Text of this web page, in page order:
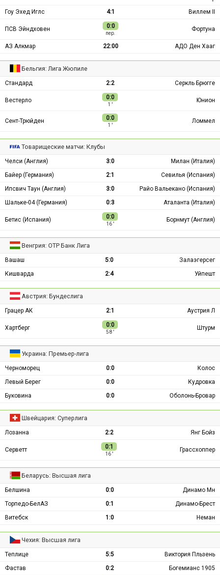
Гоу Эхед Иглс
4:1 Виллем II
ПСВ Эйндховен 0:0
пер.
Фортуна
АЗ Алкмар 22:00 АДО Ден Хааг
Бельгия: Лига Жюпиле
Стандард 2:2 Серкль Брюгге
Вестерло 0:0
1 ′
Юнион
Сент-Трюйден 0:0
1 ′
Ломмел
Товарищеские матчи: Клубы
Челси (Англия) 3:0
Милан (Италия)
Байер (Германия)
2:1
Севилья (Испания)
Ипсвич Таун (Англия)
3:0
Райо Вальекано (Испания)
Шальке-04 (Германия)
0:3 Аталанта (Италия)
Бетис (Испания) 0:0
16 ′
Борнмут (Англия)
Венгрия: ОТР Банк Лига
Вашаш 5:0
Залаэгерсег
Кишварда
2:4 Уйпешт
Австрия: Бундеслига
Грацер АК 2:1 Аустрия Л
Хартберг 0:0
58 ′
Штурм
Украина: Премьер-лига
Черноморец 0:0
Колос
Левый Берег
0:0
Кудровка
Буковина
0:0 Оболонь-Бровар
Швейцария: Суперлига
Лозанна 2:2 Янг Бойз
Серветт 0:1
16 ′
Грассхоппер
Беларусь: Высшая лига
Белшина 0:0
Динамо Мн
Торпедо-БелАЗ
0:1
Динамо-Брест
Витебск
1:0 Неман
Чехия: Высшая лига
Теплице 5:5
Виктория Пльзень
Фастав
0:2 Богемианс 1905